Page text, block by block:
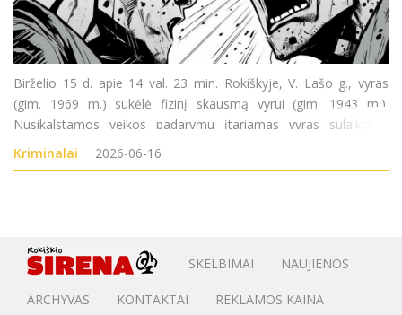
Birželio 15 d. apie 14 val. 23 min. Rokiškyje, V. Lašo g., vyras
(gim. 1969 m.) sukėlė fizinį skausmą vyrui (gim. 1943 m.).
Nusikalstamos veikos padarymu įtariamas vyras sulaikytas.
Pradėtas ikiteisminis tyrimas pagal LR BK 138 str. (Nesunkus
sveikatos sutrikdymas).
Kriminalai 2026-06-16
SKELBIMAI NAUJIENOS
ARCHYVAS KONTAKTAI REKLAMOS KAINA